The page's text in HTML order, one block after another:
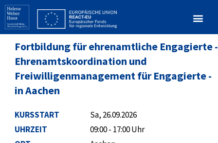
Fortbildung für ehrenamtliche Engagierte -
Ehrenamtskoordination und
Freiwilligenmanagement für Engagierte -
in Aachen
KURSSTART
UHRZEIT
Sa, 26.09.2026
09:00 - 17:00 Uhr